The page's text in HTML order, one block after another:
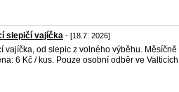
slepičí vajíčka - [18.7. 2026]
vajíčka, od slepic z volného výběhu. Měsíčně
6 Kč / kus. Pouze osobní odběr ve